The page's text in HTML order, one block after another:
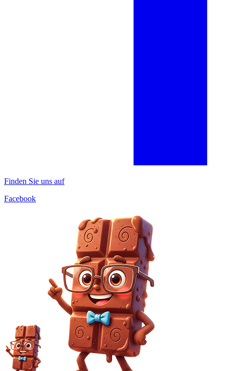
Finden Sie uns auf
Facebook